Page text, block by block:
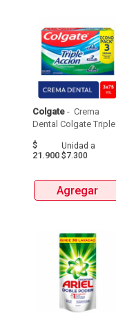
Colgate - Crema
Dental Colgate Triple
$
21.900
Unidad a
$7.300
Agregar